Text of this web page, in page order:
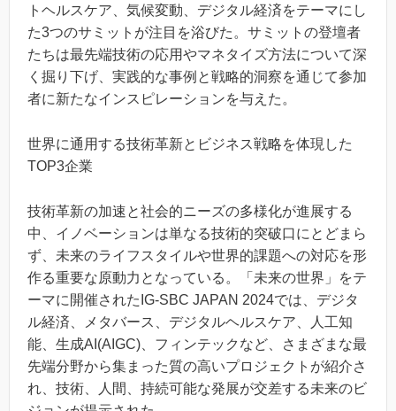
トヘルスケア、気候変動、デジタル経済をテーマにし
た3つのサミットが注目を浴びた。サミットの登壇者
たちは最先端技術の応用やマネタイズ方法について深
く掘り下げ、実践的な事例と戦略的洞察を通じて参加
者に新たなインスピレーションを与えた。
世界に通用する技術革新とビジネス戦略を体現した
TOP3企業
技術革新の加速と社会的ニーズの多様化が進展する
中、イノベーションは単なる技術的突破口にとどまら
ず、未来のライフスタイルや世界的課題への対応を形
作る重要な原動力となっている。「未来の世界」をテ
ーマに開催されたIG-SBC JAPAN 2024では、デジタ
ル経済、メタバース、デジタルヘルスケア、人工知
能、生成AI(AIGC)、フィンテックなど、さまざまな最
先端分野から集まった質の高いプロジェクトが紹介さ
れ、技術、人間、持続可能な発展が交差する未来のビ